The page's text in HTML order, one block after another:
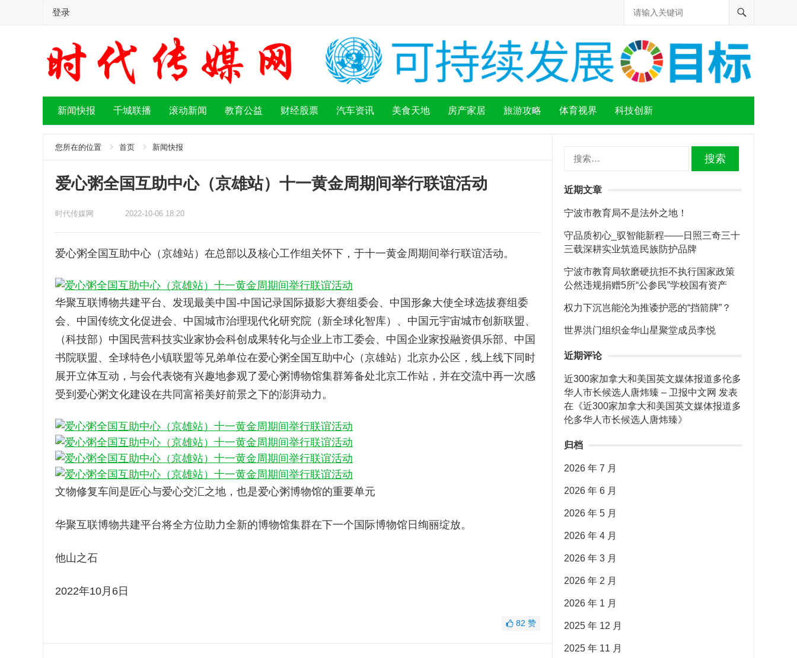
登录
新闻快报 千城联播 滚动新闻 教育公益 财经股票 汽车资讯 美食天地 房产家居 旅游攻略 体育视界 科技创新
您所在的位置 首页 新闻快报
爱心粥全国互助中心（京雄站）十一黄金周期间举行联谊活动
时代传媒网 2022-10-06 18:20
爱心粥全国互助中心（京雄站）在总部以及核心工作组关怀下，于十一黄金周期间举行联谊活动。
华聚互联博物共建平台、发现最美中国-中国记录国际摄影大赛组委会、中国形象大使全球选拔赛组委
会、中国传统文化促进会、中国城市治理现代化研究院（新全球化智库）、中国元宇宙城市创新联盟、
（科技部）中国民营科技实业家协会科创成果转化与企业上市工委会、中国企业家投融资俱乐部、中国
书院联盟、全球特色小镇联盟等兄弟单位在爱心粥全国互助中心（京雄站）北京办公区，线上线下同时
展开立体互动，与会代表饶有兴趣地参观了爱心粥博物馆集群筹备处北京工作站，并在交流中再一次感
受到爱心粥文化建设在共同富裕美好前景之下的澎湃动力。
文物修复车间是匠心与爱心交汇之地，也是爱心粥博物馆的重要单元
华聚互联博物共建平台将全方位助力全新的博物馆集群在下一个国际博物馆日绚丽绽放。
他山之石
2022年10月6日
82 赞
近期文章
宁波市教育局不是法外之地！
守品质初心_驭智能新程——日照三奇三十
三载深耕实业筑造民族防护品牌
宁波市教育局软磨硬抗拒不执行国家政策
公然违规捐赠5所“公参民”学校国有资产
权力下沉岂能沦为推诿护恶的“挡箭牌”？
世界洪门组织金华山星聚堂成员李悦
近期评论
近300家加拿大和美国英文媒体报道多伦多
华人市长候选人唐炜臻 – 卫报中文网 发表
在《近300家加拿大和美国英文媒体报道多
伦多华人市长候选人唐炜臻》
归档
2026 年 7 月
2026 年 6 月
2026 年 5 月
2026 年 4 月
2026 年 3 月
2026 年 2 月
2026 年 1 月
2025 年 12 月
2025 年 11 月